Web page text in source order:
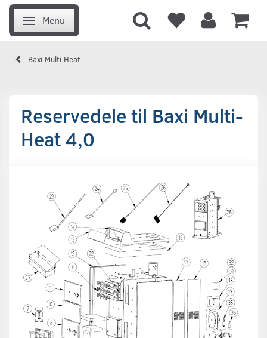
Skifte navigation
Menu
Baxi Multi Heat
Reservedele til Baxi Multi-
Heat 4,0